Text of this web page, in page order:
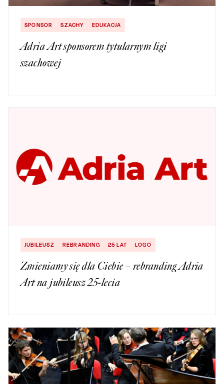
SPONSOR SZACHY EDUKACJA
Adria Art sponsorem tytularnym ligi
szachowej
JUBILEUSZ REBRANDING 25 LAT LOGO
Zmieniamy się dla Ciebie – rebranding Adria
Art na jubileusz 25-lecia